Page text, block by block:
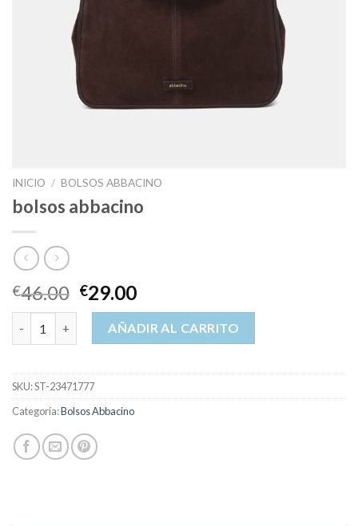
INICIO / BOLSOS ABBACINO
bolsos abbacino
€46.00 €29.00
bolsos abbacino cantidadAÑADIR AL CARRITO
SKU:ST-23471777
Categoría:Bolsos Abbacino